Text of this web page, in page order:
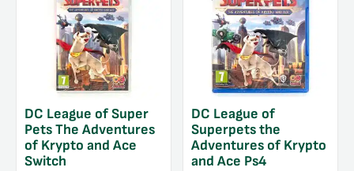
DC League of Super
Pets The Adventures
of Krypto and Ace
Switch
DC League of
Superpets the
Adventures of Krypto
and Ace Ps4